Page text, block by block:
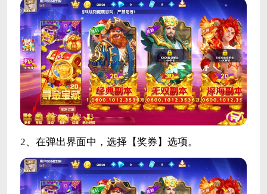
2、在弹出界面中，选择【奖券】选项。